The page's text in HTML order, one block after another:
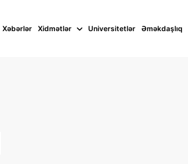
Xəbərlər Xidmətlər Universitetlər Əməkdaşlıq